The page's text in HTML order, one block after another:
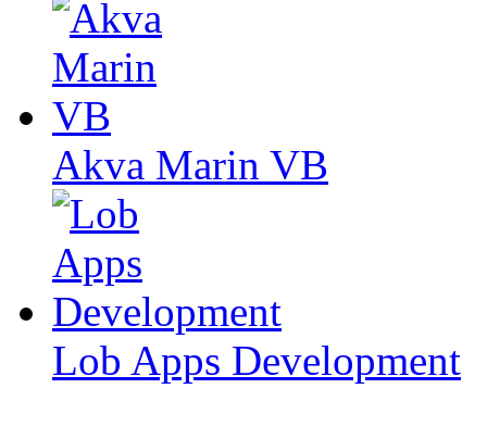
Akva Marin VB
Lob Apps Development